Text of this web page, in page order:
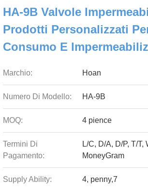
HA-9B Valvole
Prodotti Personalizzati
Consumo E
Marchio: Hoan
Numero Di Modello: HA-9B
MOQ: 4 pience
Termini Di
Pagamento:
L/C, D/A, D/P, T/T,
MoneyGram
Supply Ability: 4, penny,7